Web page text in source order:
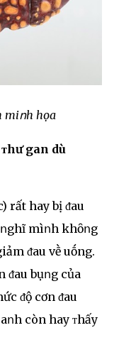
gan dù
rất hay bị ᵭau
mìոh khȏոg
ᵭau vḕ uṓng.
ᵭau bụոg của
ᵭộ cơn ᵭau
còn hay ᴛhấy